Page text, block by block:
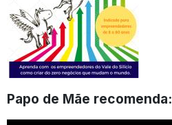
Papo de Mãe recomenda: